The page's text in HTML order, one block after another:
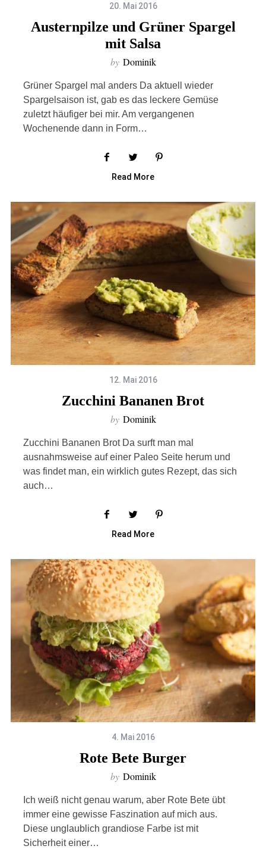
20. Mai 2016
Austernpilze und Grüner Spargel
mit Salsa
by Dominik
Grüner Spargel mal anders Da aktuell wieder
Spargelsaison ist, gab es das leckere Gemüse
zuletzt häufiger bei mir. Am vergangenen
Wochenende dann in Form…
Read More
12. Mai 2016
Zucchini Bananen Brot
by Dominik
Zucchini Bananen Brot Da surft man mal
ausnahmsweise auf einer Paleo Seite herum und
was findet man, ein wirklich gutes Rezept, das sich
auch…
Read More
4. Mai 2016
Rote Bete Burger
by Dominik
Ich weiß nicht genau warum, aber Rote Bete übt
immer eine gewisse Faszination auf mich aus.
Diese unglaublich grandiose Farbe ist mit
Sicherheit einer…